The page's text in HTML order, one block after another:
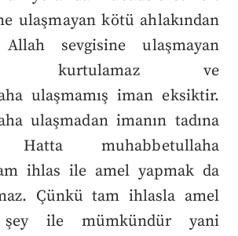
ulaşmayan kötü ahlakından
sevgisine ulaşmayan
kurtulamaz ve
ulaşmamış iman eksiktir.
ulaşmadan imanın tadına
Hatta muhabbetullaha
ihlas ile amel yapmak da
Çünkü tam ihlasla amel
şey ile mümkündür yani